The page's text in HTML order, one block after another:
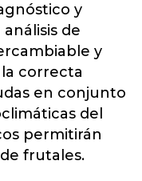
y
de
y
correcta
en conjunto
del
permitirán
frutales.